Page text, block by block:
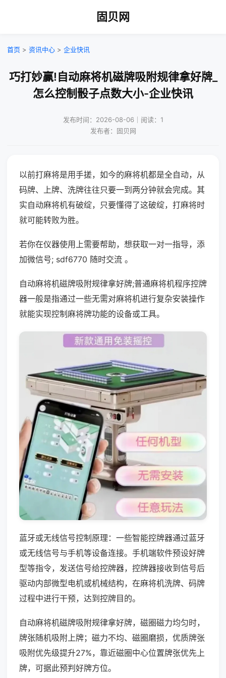
固贝网
首页 > 资讯中心 > 企业快讯
巧打妙赢!自动麻将机磁牌吸附规律拿好牌_
怎么控制骰子点数大小-企业快讯
发布时间：2026-08-06｜阅读：1
发布者：固贝网
以前打麻将是用手搓，如今的麻将机都是全自动，从
码牌、上牌、洗牌往往只要一到两分钟就会完成。其
实自动麻将机有破绽，只要懂得了这破绽，打麻将时
就可能转败为胜。
若你在仪器使用上需要帮助，想获取一对一指导，添
加微信号; sdf6770 随时交流 。
自动麻将机磁牌吸附规律拿好牌;普通麻将机程序控牌
器一般是指通过一些无需对麻将机进行复杂安装操作
就能实现控制麻将牌功能的设备或工具。
蓝牙或无线信号控制原理：一些智能控牌器通过蓝牙
或无线信号与手机等设备连接。手机端软件预设好牌
型等指令，发送信号给控牌器，控牌器接收到信号后
驱动内部微型电机或机械结构，在麻将机洗牌、码牌
过程中进行干预，达到控牌目的。
自动麻将机磁牌吸附规律拿好牌，磁圈磁力均匀时，
牌张随机吸附上牌；磁力不均、磁圈磨损，优质牌张
吸附优先级提升27%，靠近磁圈中心位置牌张优先上
牌，可据此预判好牌方位。